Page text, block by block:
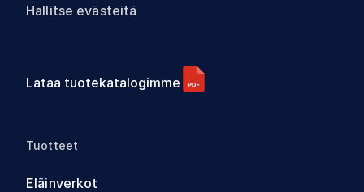
Hallitse evästeitä
Lataa tuotekatalogimme
Tuotteet
Eläinverkot